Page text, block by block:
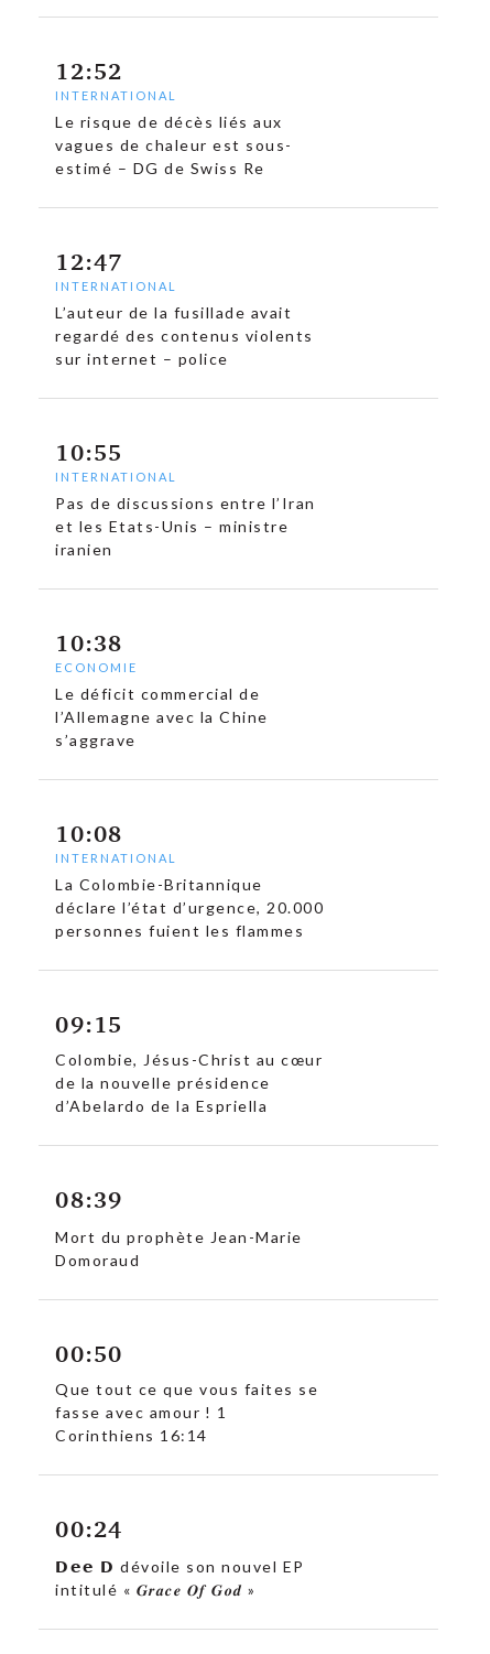
12:52
INTERNATIONAL
Le risque de décès liés aux
vagues de chaleur est sous-
estimé – DG de Swiss Re
12:47
INTERNATIONAL
L’auteur de la fusillade avait
regardé des contenus violents
sur internet – police
10:55
INTERNATIONAL
Pas de discussions entre l’Iran
et les Etats-Unis – ministre
iranien
10:38
ECONOMIE
Le déficit commercial de
l’Allemagne avec la Chine
s’aggrave
10:08
INTERNATIONAL
La Colombie-Britannique
déclare l’état d’urgence, 20.000
personnes fuient les flammes
09:15
Colombie, Jésus-Christ au cœur
de la nouvelle présidence
d’Abelardo de la Espriella
08:39
Mort du prophète Jean-Marie
Domoraud
00:50
Que tout ce que vous faites se
fasse avec amour ! 1
Corinthiens 16:14
00:24
𝗗𝗲𝗲 𝗗 dévoile son nouvel EP
intitulé « 𝑮𝒓𝒂𝒄𝒆 𝑶𝒇 𝑮𝒐𝒅 »